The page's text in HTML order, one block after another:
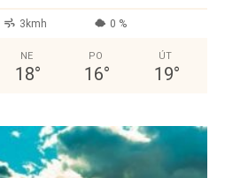
3kmh 0 %
NE
18°
PO
16°
ÚT
19°